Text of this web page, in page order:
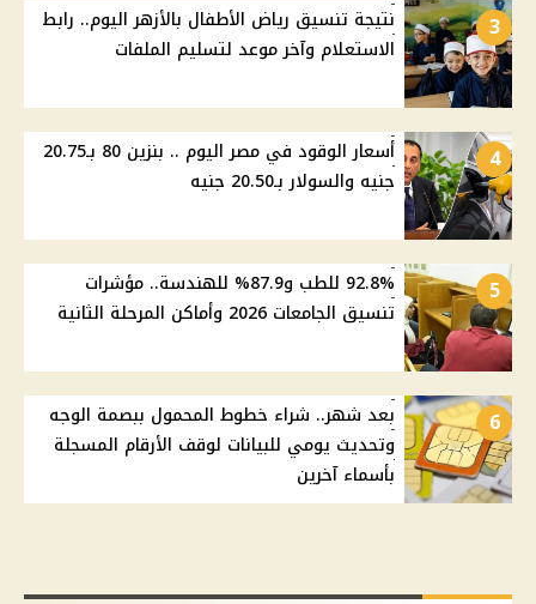
3
نتيجة تنسيق رياض الأطفال بالأزهر اليوم.. رابط
الاستعلام وآخر موعد لتسليم الملفات
4
أسعار الوقود في مصر اليوم .. بنزين 80 بـ20.75
جنيه والسولار بـ20.50 جنيه
5
92.8% للطب و87.9% للهندسة.. مؤشرات
تنسيق الجامعات 2026 وأماكن المرحلة الثانية
6
بعد شهر.. شراء خطوط المحمول ببصمة الوجه
وتحديث يومي للبيانات لوقف الأرقام المسجلة
بأسماء آخرين